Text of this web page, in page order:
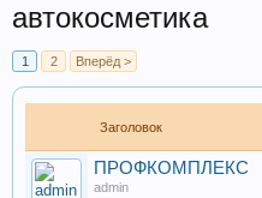
автокосметика
1 2 Вперёд >
Заголовок
ПРОФКОМПЛЕКС
admin